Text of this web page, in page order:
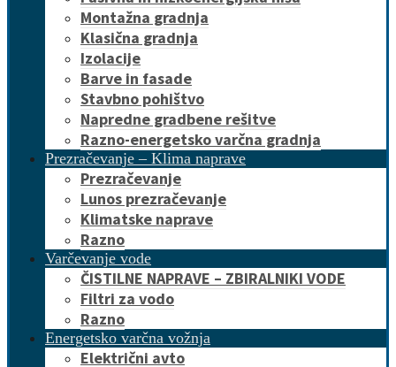
Montažna gradnja
Klasična gradnja
Izolacije
Barve in fasade
Stavbno pohištvo
Napredne gradbene rešitve
Razno-energetsko varčna gradnja
Prezračevanje – Klima naprave
Prezračevanje
Lunos prezračevanje
Klimatske naprave
Razno
Varčevanje vode
ČISTILNE NAPRAVE – ZBIRALNIKI VODE
Filtri za vodo
Razno
Energetsko varčna vožnja
Električni avto